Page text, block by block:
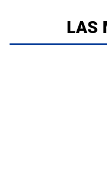
LAS